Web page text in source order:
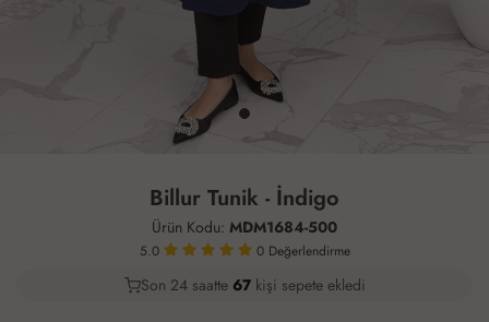
Billur Tunik - İndigo
Ürün Kodu: MDM1684-500
5.0 0 Değerlendirme
43
Son 24 saatte 67 kişi sepete ekledi
29